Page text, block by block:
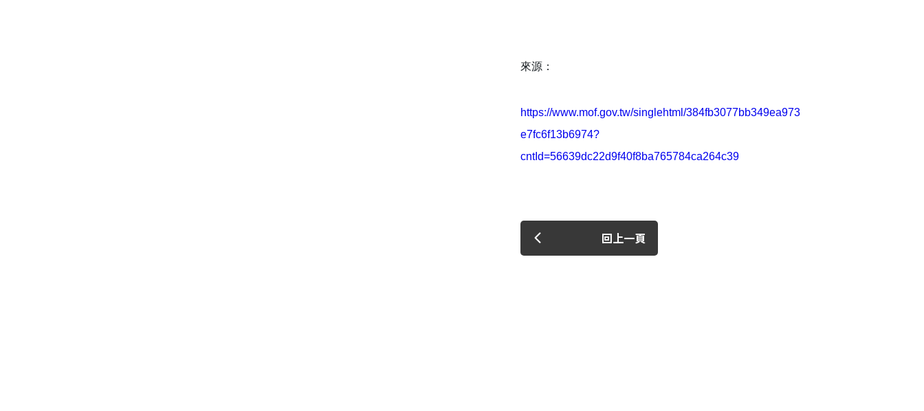
來源：
https://www.mof.gov.tw/singlehtml/384fb3077bb349ea973
e7fc6f13b6974?
cntId=56639dc22d9f40f8ba765784ca264c39
回上一頁